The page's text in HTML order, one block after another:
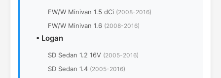
FW/W Minivan 1.5 dCi (2008-2016)
FW/W Minivan 1.6 (2008-2016)
• Logan
SD Sedan 1.2 16V (2005-2016)
SD Sedan 1.4 (2005-2016)